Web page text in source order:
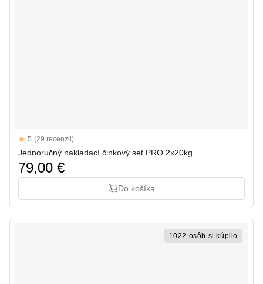
Reviews
5 out of 5 stars
5 (29 recenzii)
Jednoručný nakladací činkový set PRO 2x20kg
79,00 €
Do košíka
1022 osôb si kúpilo